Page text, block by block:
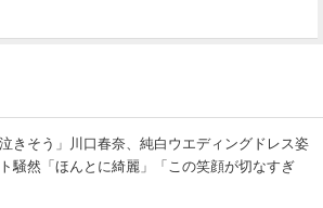
泣きそう」川口春奈、純白ウエディングドレス姿
騒然「ほんとに綺麗」「この笑顔が切なすぎ